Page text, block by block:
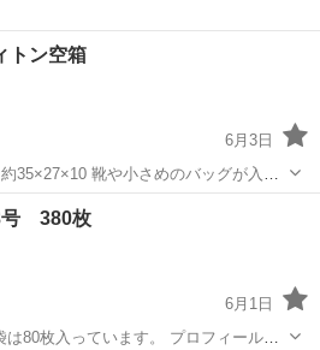
トン空箱
6月3日
めのバッグが入る
ラッピング用品
号 380枚
6月1日
ています。 プロフィールを